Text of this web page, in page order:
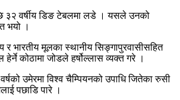
३२ वर्षीय डिङ टेबलमा लडे । यसले उनको
भयो ।
र भारतीय मूलका स्थानीय सिङ्गापुरवासीसहित
कोठामा जोडले हर्षोल्लास व्यक्त गरे ।
उमेरमा विश्व चैम्पियनको उपाधि जितेका रुसी
पछाडि पारे ।